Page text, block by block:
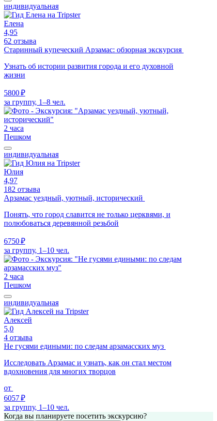
индивидуальная
Елена
4,95
62 отзыва
Старинный купеческий Арзамас: обзорная экскурсия
Узнать об истории развития города и его духовной
жизни
5800 ₽
за группу, 1–8 чел.
2 часа
Пешком
индивидуальная
Юлия
4,97
182 отзыва
Арзамас уездный, уютный, исторический
Понять, что город славится не только церквями, и
полюбоваться деревянной резьбой
6750 ₽
за группу, 1–10 чел.
2 часа
Пешком
индивидуальная
Алексей
5,0
4 отзыва
Не гусями едиными: по следам арзамасских муз
Исследовать Арзамас и узнать, как он стал местом
вдохновения для многих творцов
от
6057 ₽
за группу, 1–10 чел.
Когда вы планируете посетить экскурсию?